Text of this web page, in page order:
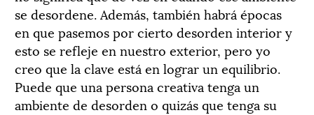
se desordene. Además, también habrá épocas
en que pasemos por cierto desorden interior y
esto se refleje en nuestro exterior, pero yo
creo que la clave está en lograr un equilibrio.
Puede que una persona creativa tenga un
ambiente de desorden o quizás que tenga su